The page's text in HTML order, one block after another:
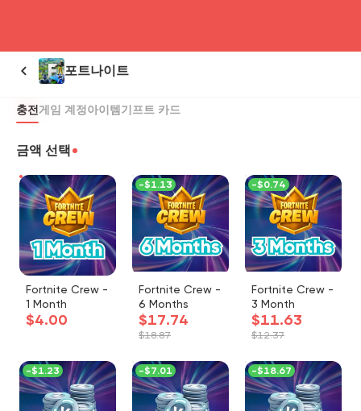
포트나이트
충전게임 계정아이템 기프트 카드
금액 선택
Fortnite Crew -
1 Month
$4.00
Fortnite Crew -
6 Months
$17.74
$18.87
-$1.13
Fortnite Crew -
3 Month
$11.63
$12.37
-$0.74
-$1.23 -$7.01 -$18.67